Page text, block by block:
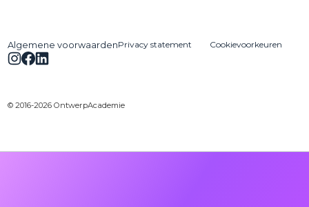
Algemene voorwaardenPrivacy statement Cookievoorkeuren
© 2016-2026 OntwerpAcademie